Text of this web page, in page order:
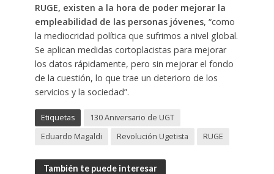
RUGE, existen a la hora de poder mejorar la
empleabilidad de las personas jóvenes, “como
la mediocridad política que sufrimos a nivel global.
Se aplican medidas cortoplacistas para mejorar
los datos rápidamente, pero sin mejorar el fondo
de la cuestión, lo que trae un deterioro de los
servicios y la sociedad”.
Etiquetas
130 Aniversario de UGT
Eduardo Magaldi
Revolución Ugetista RUGE
También te puede interesar